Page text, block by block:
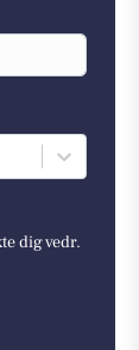
dig vedr.